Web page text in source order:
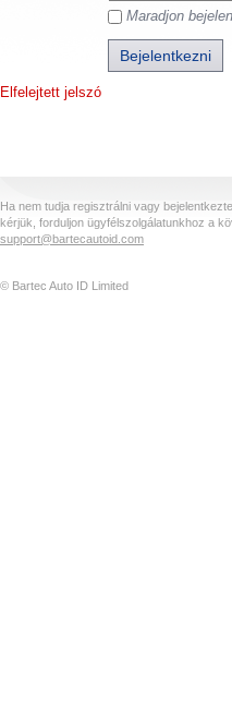
Maradjon
Elfelejtett jelszó
Ha nem tudja regisztrálni vagy
kérjük, forduljon ügyfélszolgálatunkhoz a
support@bartecautoid.com
© Bartec Auto ID Limited